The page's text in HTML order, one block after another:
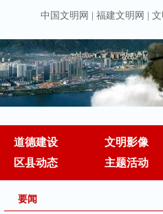
中国文明网 福建文明网
道德建设 文明影像
区县动态
主题活动
要闻